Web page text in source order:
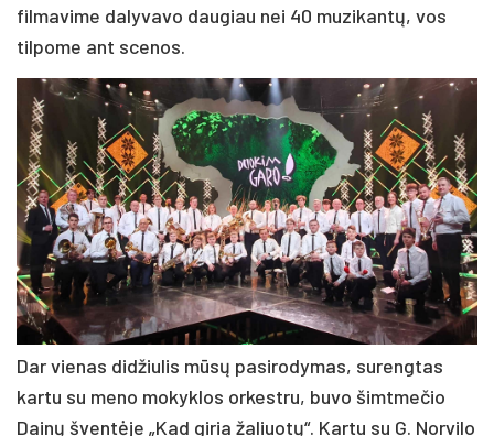
filmavime dalyvavo daugiau nei 40 muzikantų, vos
tilpome ant scenos.
Dar vienas didžiulis mūsų pasirodymas, surengtas
kartu su meno mokyklos orkestru, buvo šimtmečio
Dainų šventėje „Kad giria žaliuotų“. Kartu su G. Norvilo